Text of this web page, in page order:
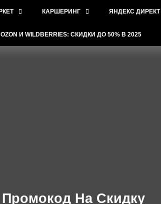
КАРШЕРИНГ ЯНДЕКС ДИРЕКТ
И WILDBERRIES: СКИДКИ ДО 50% В 2025
На Скидку